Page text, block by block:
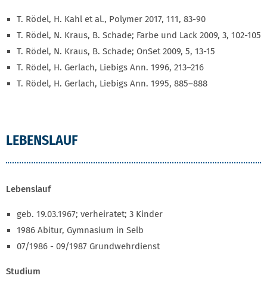
T. Rödel, H. Kahl et al., Polymer 2017, 111, 83-90
T. Rödel, N. Kraus, B. Schade; Farbe und Lack 2009, 3, 102-105
T. Rödel, N. Kraus, B. Schade; OnSet 2009, 5, 13-15
T. Rödel, H. Gerlach, Liebigs Ann. 1996, 213–216
T. Rödel, H. Gerlach, Liebigs Ann. 1995, 885–888
LEBENSLAUF
Lebenslauf
geb. 19.03.1967; verheiratet; 3 Kinder
1986 Abitur, Gymnasium in Selb
07/1986 - 09/1987 Grundwehrdienst
Studium